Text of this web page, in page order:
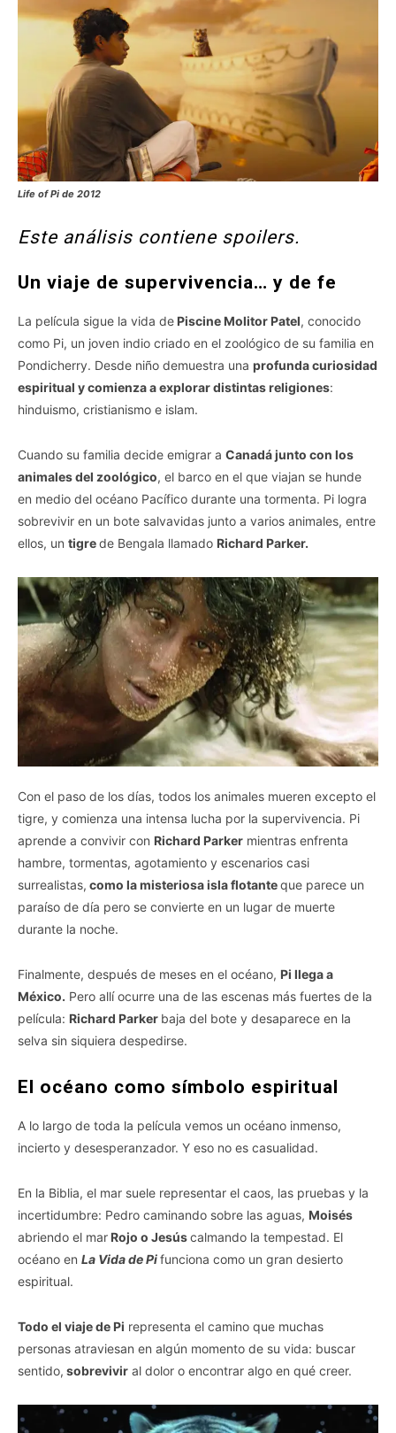
Life of Pi de 2012
Este análisis contiene spoilers.
Un viaje de supervivencia… y de fe
La película sigue la vida de Piscine Molitor Patel, conocido
como Pi, un joven indio criado en el zoológico de su familia en
Pondicherry. Desde niño demuestra una profunda curiosidad
espiritual y comienza a explorar distintas religiones:
hinduismo, cristianismo e islam.
Cuando su familia decide emigrar a Canadá junto con los
animales del zoológico, el barco en el que viajan se hunde
en medio del océano Pacífico durante una tormenta. Pi logra
sobrevivir en un bote salvavidas junto a varios animales, entre
ellos, un tigrede Bengala llamado Richard Parker.
Con el paso de los días, todos los animales mueren excepto el
tigre, y comienza una intensa lucha por la supervivencia. Pi
aprende a convivir con Richard Parker mientras enfrenta
hambre, tormentas, agotamiento y escenarios casi
surrealistas, como la misteriosa isla flotanteque parece un
paraíso de día pero se convierte en un lugar de muerte
durante la noche.
Finalmente, después de meses en el océano, Pi llega a
México. Pero allí ocurre una de las escenas más fuertes de la
película: Richard Parker baja del bote y desaparece en la
selva sin siquiera despedirse.
El océano como símbolo espiritual
A lo largo de toda la película vemos un océano inmenso,
incierto y desesperanzador. Y eso no es casualidad.
En la Biblia, el mar suele representar el caos, las pruebas y la
incertidumbre: Pedro caminando sobre las aguas, Moisés
abriendo el mar Rojo o Jesúscalmando la tempestad. El
océano en La Vida de Pifunciona como un gran desierto
espiritual.
Todo el viaje de Pi representa el camino que muchas
personas atraviesan en algún momento de su vida: buscar
sentido, sobrevivir al dolor o encontrar algo en qué creer.